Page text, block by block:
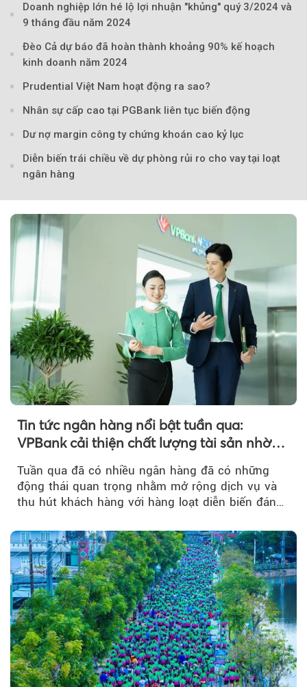
Theo
Doanh nghiệp lớn hé lộ lợi nhuận "khủng" quý 3/2024 và
9 tháng đầu năm 2024
Đèo Cả dự báo đã hoàn thành khoảng 90% kế hoạch
kinh doanh năm 2024
Prudential Việt Nam hoạt động ra sao?
Nhân sự cấp cao tại PGBank liên tục biến động
Dư nợ margin công ty chứng khoán cao kỷ lục
Diễn biến trái chiều về dự phòng rủi ro cho vay tại loạt
ngân hàng
Tin tức ngân hàng nổi bật tuần qua:
VPBank cải thiện chất lượng tài sản nhờ
Tuần qua đã có nhiều ngân hàng đã có những
động thái quan trọng nhằm mở rộng dịch vụ và
thu hút khách hàng với hàng loạt diễn biến đáng